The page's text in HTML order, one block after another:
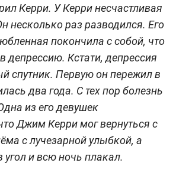
Керри. У Керри несчастливая
несколько раз разводился. Его
покончила с собой, что
депрессию. Кстати, депрессия
спутник. Первую он пережил в
два года. С тех пор болезнь
из его девушек
Джим Керри мог вернуться с
с лучезарной улыбкой, а
угол и всю ночь плакал.